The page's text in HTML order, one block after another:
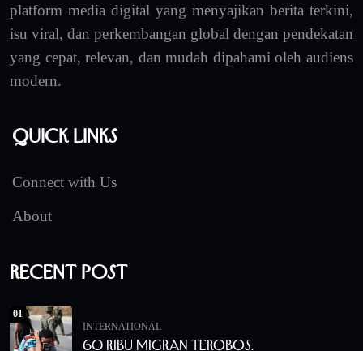
platform media digital yang menyajikan berita terkini,
isu viral, dan perkembangan global dengan pendekatan
yang cepat, relevan, dan mudah dipahami oleh audiens
modern.
Quick Links
Connect with Us
About
Recent Post
01
INTERNATIONAL
60 Ribu Migran Terobos.